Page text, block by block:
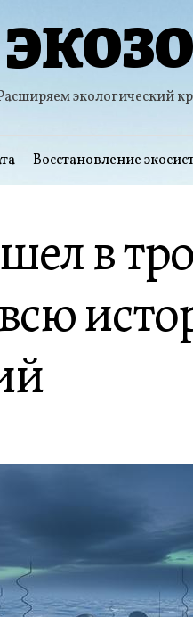
экологический
Восстановление
в